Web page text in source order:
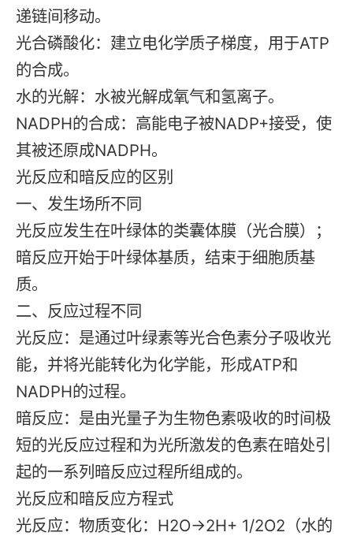
递链间移动。
‌光合磷酸化‌：建立电化学质子梯度，用于ATP
的合成。
‌水的光解‌：水被光解成氧气和氢离子。
‌NADPH的合成‌：高能电子被NADP+接受，使
其被还原成NADPH。
光反应和暗反应的区别
一、发生场所不同
光反应发生在叶绿体的类囊体膜（光合膜）；
暗反应开始于叶绿体基质，结束于细胞质基
质。
二、反应过程不同
光反应：是通过叶绿素等光合色素分子吸收光
能，并将光能转化为化学能，形成ATP和
NADPH的过程。
暗反应：是由光量子为生物色素吸收的时间极
短的光反应过程和为光所激发的色素在暗处引
起的一系列暗反应过程所组成的。
光反应和暗反应方程式
光反应：物质变化：H2O→2H+ 1/2O2（水的